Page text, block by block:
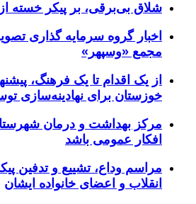
شلاق‌ بی‌برقی، بر پیکر خسته‌
مجمع «وسپهر»
از یک اقدام تا یک فرهنگ،
خوزستان برای نهادینه‌سازی
مرکز بهداشت و درمان
افکار عمومی باشد
مراسم وداع، تشییع و تدفین
انقلاب و اعضای خانواده ایشان